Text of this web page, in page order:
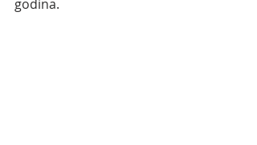
godina.